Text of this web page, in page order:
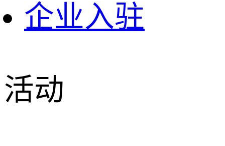
企业入驻
活动